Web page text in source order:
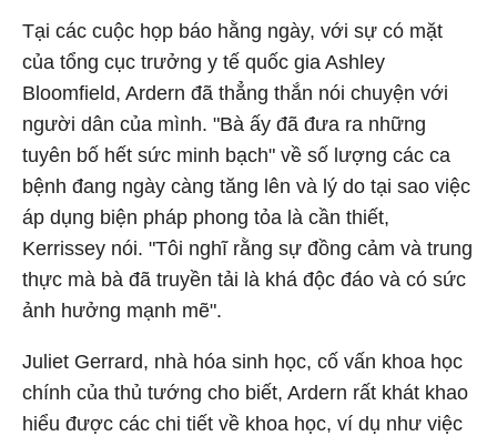
Tại các cuộc họp báo hằng ngày, với sự có mặt
của tổng cục trưởng y tế quốc gia Ashley
Bloomfield, Ardern đã thẳng thắn nói chuyện với
người dân của mình. "Bà ấy đã đưa ra những
tuyên bố hết sức minh bạch" về số lượng các ca
bệnh đang ngày càng tăng lên và lý do tại sao việc
áp dụng biện pháp phong tỏa là cần thiết,
Kerrissey nói. "Tôi nghĩ rằng sự đồng cảm và trung
thực mà bà đã truyền tải là khá độc đáo và có sức
ảnh hưởng mạnh mẽ".
Juliet Gerrard, nhà hóa sinh học, cố vấn khoa học
chính của thủ tướng cho biết, Ardern rất khát khao
hiểu được các chi tiết về khoa học, ví dụ như việc